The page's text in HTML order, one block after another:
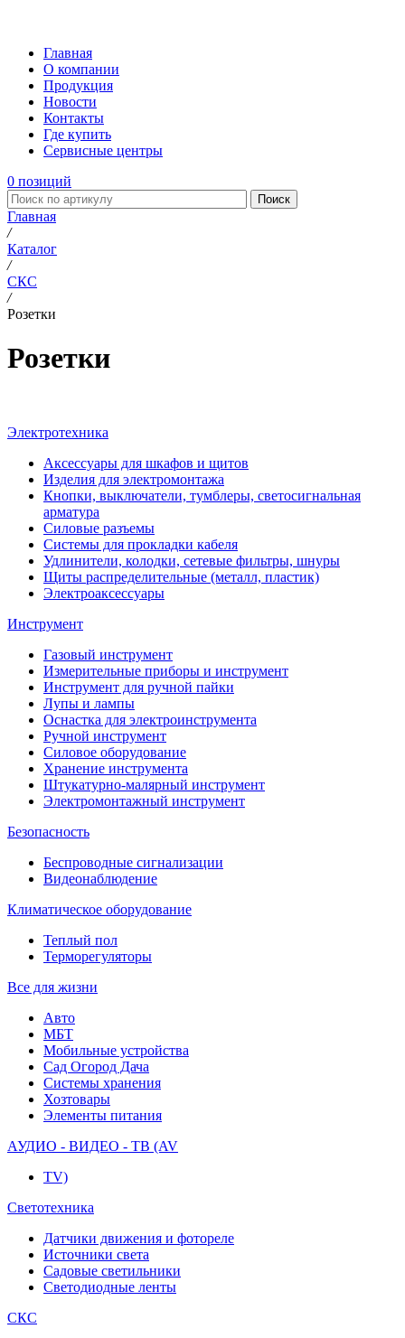
Главная
О компании
Продукция
Новости
Контакты
Где купить
Сервисные центры
0 позиций
Поиск
Главная
/
Каталог
/
СКС
/
Розетки
Розетки
Электротехника
Аксессуары для шкафов и щитов
Изделия для электромонтажа
Кнопки, выключатели, тумблеры, светосигнальная
арматура
Силовые разъемы
Системы для прокладки кабеля
Удлинители, колодки, сетевые фильтры, шнуры
Щиты распределительные (металл, пластик)
Электроаксессуары
Инструмент
Газовый инструмент
Измерительные приборы и инструмент
Инструмент для ручной пайки
Лупы и лампы
Оснастка для электроинструмента
Ручной инструмент
Силовое оборудование
Хранение инструмента
Штукатурно-малярный инструмент
Электромонтажный инструмент
Безопасность
Беспроводные сигнализации
Видеонаблюдение
Климатическое оборудование
Теплый пол
Терморегуляторы
Все для жизни
Авто
МБТ
Мобильные устройства
Сад Огород Дача
Системы хранения
Хозтовары
Элементы питания
АУДИО - ВИДЕО - ТВ (AV
TV)
Светотехника
Датчики движения и фотореле
Источники света
Садовые светильники
Светодиодные ленты
СКС